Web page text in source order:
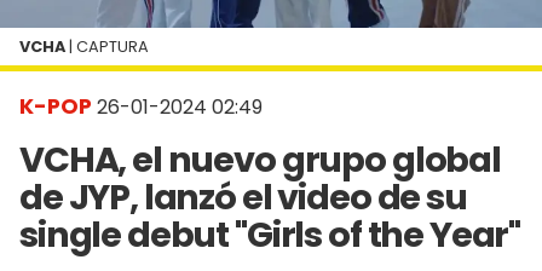
K-POP 26-01-2024 02:49
VCHA, el nuevo grupo global
de JYP, lanzó el video de su
single debut "Girls of the Year"
VCHA | CAPTURA